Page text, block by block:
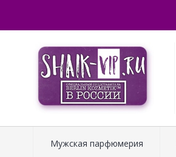
Мужская парфюмерия